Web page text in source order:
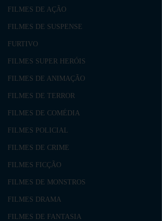
FILMES DE AÇÃO
FILMES DE SUSPENSE
FURTIVO
FILMES SUPER HERÓIS
FILMES DE ANIMAÇÃO
FILMES DE TERROR
FILMES DE COMÉDIA
FILMES POLICIAL
FILMES DE CRIME
FILMES FICÇÃO
FILMES DE MONSTROS
FILMES DRAMA
FILMES DE FANTASIA